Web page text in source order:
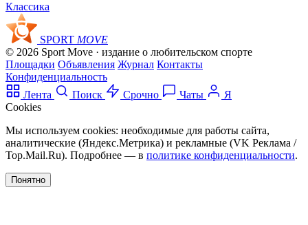
Классика
SPORT MOVE
© 2026 Sport Move · издание о любительском спорте
Площадки Объявления Журнал Контакты
Конфиденциальность
Лента
Поиск Срочно Чаты
Я
Cookies
Мы используем cookies: необходимые для работы сайта,
аналитические (Яндекс.Метрика) и рекламные (VK Реклама /
Top.Mail.Ru). Подробнее — в политике конфиденциальности.
Понятно